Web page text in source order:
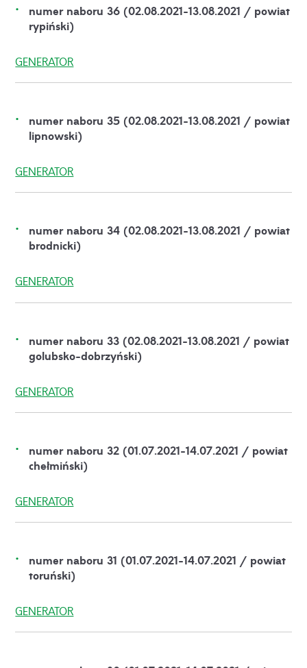
numer naboru 36 (02.08.2021-13.08.2021 / powiat
rypiński)
GENERATOR
numer naboru 35 (02.08.2021-13.08.2021 / powiat
lipnowski)
GENERATOR
numer naboru 34 (02.08.2021-13.08.2021 / powiat
brodnicki)
GENERATOR
numer naboru 33 (02.08.2021-13.08.2021 / powiat
golubsko-dobrzyński)
GENERATOR
numer naboru 32 (01.07.2021-14.07.2021 / powiat
chełmiński)
GENERATOR
numer naboru 31 (01.07.2021-14.07.2021 / powiat
toruński)
GENERATOR